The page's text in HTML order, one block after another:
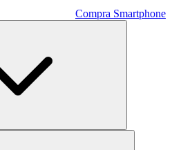
Compra Smartphone